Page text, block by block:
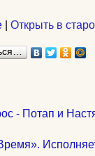
| Открыть в
- Потап и